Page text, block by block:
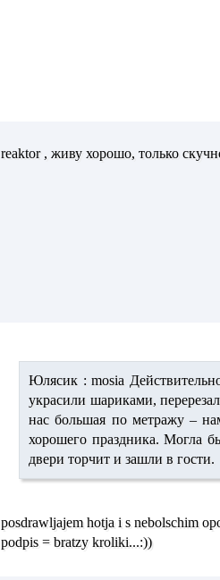
reaktor , живу хорошо, только
Юлясик : mosia
украсили шариками,
нас большая по метражу –
хорошего праздника. Могла
двери торчит и зашли в гости.
posdrawljajem hotja i s nebolschim
podpis = bratzy kroliki...:))